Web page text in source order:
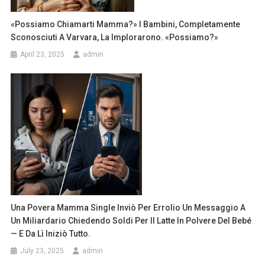
«Possiamo Chiamarti Mamma?» I Bambini, Completamente
Sconosciuti A Varvara, La Implorarono. «Possiamo?»
April 23, 2025 admin
Una Povera Mamma Single Inviò Per Errolio Un Messaggio A
Un Miliardario Chiedendo Soldi Per Il Latte In Polvere Del Bebé
— E Da Lì Iniziò Tutto.
July 23, 2025 admin